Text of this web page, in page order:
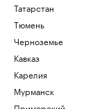
Татарстан
Тюмень
Черноземье
Кавказ
Карелия
Мурманск